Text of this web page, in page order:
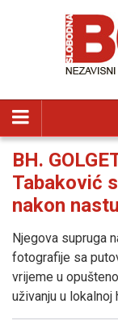
BH.
Tabaković
nakon
Njegova supruga
fotografije sa
vrijeme u
uživanju u lokalnoj